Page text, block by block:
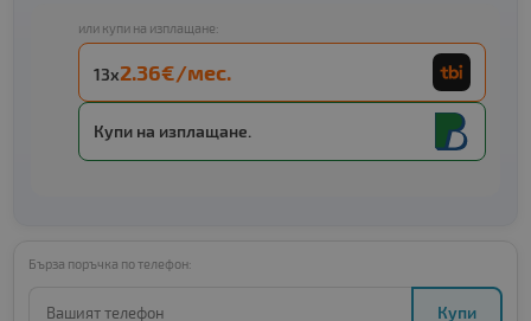
или купи на изплащане:
13x2.36€/мес.
Купи на изплащане.
Бърза поръчка по телефон:
Купи